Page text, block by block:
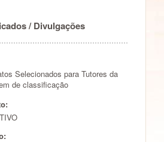
/ Divulgações
Selecionados para Tutores da
de classificação